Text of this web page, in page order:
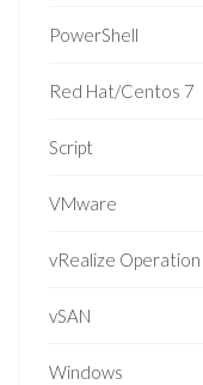
PowerShell
Red Hat/Centos 7
Script
VMware
vRealize
vSAN
Windows